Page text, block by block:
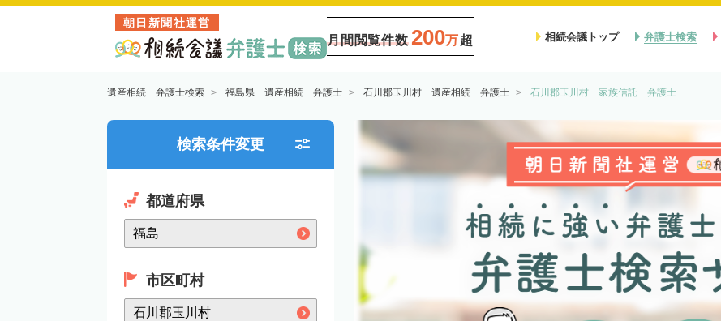
朝日新聞社運営
月間閲覧件数 200万超 相続会議トップ 弁護士検索
遺産相続 弁護士検索 福島県 遺産相続 弁護士 石川郡玉川村 遺産相続 弁護士 石川郡玉川村 家族信託 弁護士
検索条件変更
都道府県
市区町村